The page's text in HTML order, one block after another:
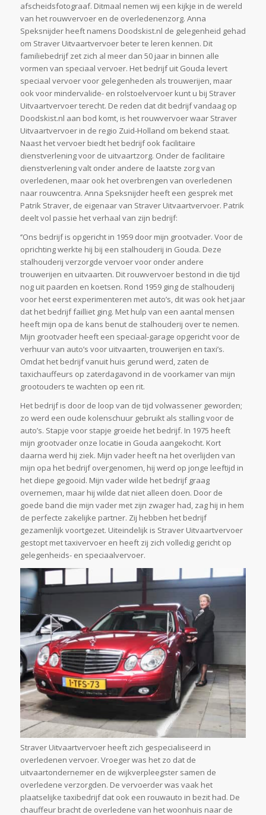
afscheidsfotograaf. Ditmaal nemen wij een kijkje in de wereld
van het rouwvervoer en de overledenenzorg. Anna
Speksnijder heeft namens Doodskist.nl de gelegenheid gehad
om Straver Uitvaartvervoer beter te leren kennen. Dit
familiebedrijf zet zich al meer dan 50 jaar in binnen alle
vormen van speciaal vervoer. Het bedrijf uit Gouda levert
speciaal vervoer voor gelegenheden als trouwerijen, maar
ook voor mindervalide- en rolstoelvervoer kunt u bij Straver
Uitvaartvervoer terecht. De reden dat dit bedrijf vandaag op
Doodskist.nl aan bod komt, is het rouwvervoer waar Straver
Uitvaartvervoer in de regio Zuid-Holland om bekend staat.
Naast het vervoer biedt het bedrijf ook facilitaire
dienstverlening voor de uitvaartzorg. Onder de facilitaire
dienstverlening valt onder andere de laatste zorg van
overledenen, maar ook het overbrengen van overledenen
naar rouwcentra. Anna Speksnijder heeft een gesprek met
Patrik Straver, de eigenaar van Straver Uitvaartvervoer. Patrik
deelt vol passie het verhaal van zijn bedrijf:
‘’Ons bedrijf is opgericht in 1959 door mijn grootvader. Voor de
oprichting werkte hij bij een stalhouderij in Gouda. Deze
stalhouderij verzorgde vervoer voor onder andere
trouwerijen en uitvaarten. Dit rouwvervoer bestond in die tijd
nog uit paarden en koetsen. Rond 1959 ging de stalhouderij
voor het eerst experimenteren met auto’s, dit was ook het jaar
dat het bedrijf failliet ging. Met hulp van een aantal mensen
heeft mijn opa de kans benut de stalhouderij over te nemen.
Mijn grootvader heeft een speciaal-garage opgericht voor de
verhuur van auto’s voor uitvaarten, trouwerijen en taxi’s.
Omdat het bedrijf vanuit huis gerund werd, zaten de
taxichauffeurs op zaterdagavond in de voorkamer van mijn
grootouders te wachten op een rit.
Het bedrijf is door de loop van de tijd volwassener geworden;
zo werd een oude kolenschuur gebruikt als stalling voor de
auto’s. Stapje voor stapje groeide het bedrijf. In 1975 heeft
mijn grootvader onze locatie in Gouda aangekocht. Kort
daarna werd hij ziek. Mijn vader heeft na het overlijden van
mijn opa het bedrijf overgenomen, hij werd op jonge leeftijd in
het diepe gegooid. Mijn vader wilde het bedrijf graag
overnemen, maar hij wilde dat niet alleen doen. Door de
goede band die mijn vader met zijn zwager had, zag hij in hem
de perfecte zakelijke partner. Zij hebben het bedrijf
gezamenlijk voortgezet. Uiteindelijk is Straver Uitvaartvervoer
gestopt met taxivervoer en heeft zij zich volledig gericht op
gelegenheids- en speciaalvervoer.
Straver Uitvaartvervoer heeft zich gespecialiseerd in
overledenen vervoer. Vroeger was het zo dat de
uitvaartondernemer en de wijkverpleegster samen de
overledene verzorgden. De vervoerder was vaak het
plaatselijke taxibedrijf dat ook een rouwauto in bezit had. De
chauffeur bracht de overledene van het woonhuis naar de